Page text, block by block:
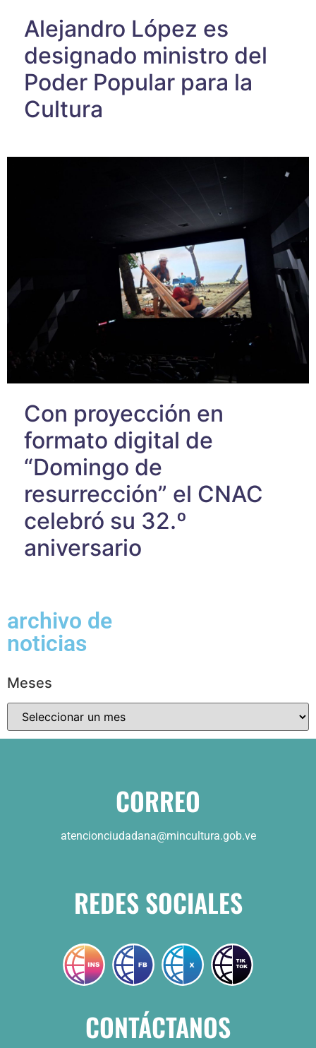
Alejandro López es
designado ministro del
Poder Popular para la
Cultura
Con proyección en
formato digital de
“Domingo de
resurrección” el CNAC
celebró su 32.º
aniversario
archivo de
noticias
Meses
CORREO
atencionciudadana@mincultura.gob.ve
REDES SOCIALES
CONTÁCTANOS